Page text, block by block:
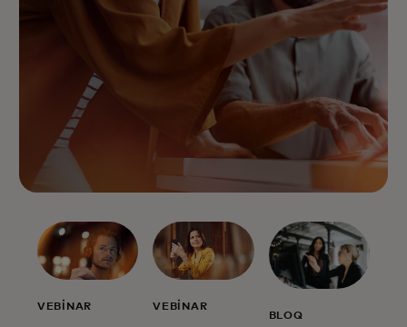
VEBINAR VEBINAR
BLOQ